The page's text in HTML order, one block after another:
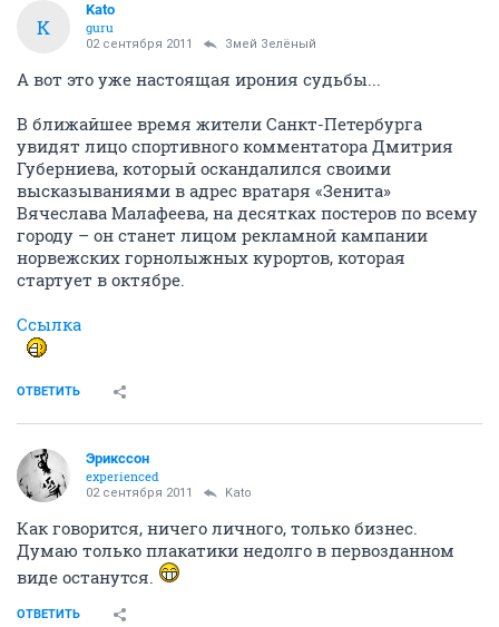
K
Kato
guru
02 сентября 2011 Змей Зелёный
А вот это уже настоящая ирония судьбы...
В ближайшее время жители Санкт-Петербурга
увидят лицо спортивного комментатора Дмитрия
Губерниева, который оскандалился своими
высказываниями в адрес вратаря «Зенита»
Вячеслава Малафеева, на десятках постеров по всему
городу – он станет лицом рекламной кампании
норвежских горнолыжных курортов, которая
стартует в октябре.
Ссылка
ОТВЕТИТЬ
Эрикссон
experienced
02 сентября 2011 Kato
Как говорится, ничего личного, только бизнес.
Думаю только плакатики недолго в первозданном
виде останутся.
ОТВЕТИТЬ